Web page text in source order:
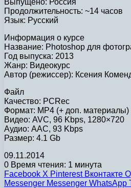
Продолжительность: ~14 часов
Язык: Русский
Информация о курсе
Название: Photoshop для
Год выпуска: 2013
Жанр: Видеокурс
Автор (режиссер): Ксения
Файл
Качество: PCRec
Формат: MP4 (+ доп. материалы)
Видео: AVC, 96 Kbps, 1280×720
Аудио: AAC, 93 Kbps
Размер: 4.1 Gb
09.11.2014
0 Время чтения: 1 минута
Facebook X Pinterest Вконтакте
Messenger Messenger WhatsApp